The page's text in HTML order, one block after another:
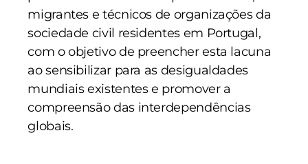
migrantes e técnicos de organizações da
sociedade civil residentes em Portugal,
com o objetivo de preencher esta lacuna
ao sensibilizar para as desigualdades
mundiais existentes e promover a
compreensão das interdependências
globais.